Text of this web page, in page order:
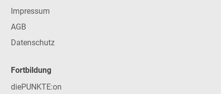
Impressum
AGB
Datenschutz
Fortbildung
diePUNKTE:on